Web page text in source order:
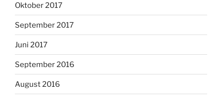
Oktober 2017
September 2017
Juni 2017
September 2016
August 2016